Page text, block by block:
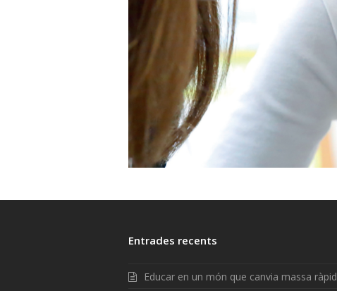
Entrades recents
Educar en un món que canvia massa ràpid